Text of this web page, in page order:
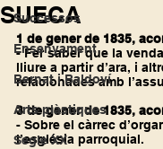
Successos
Ensenyament
Bernat i Baldoví
Arts plàstiques
Segle XX
SUECA
1 de gener de 1835,
- Fer saber que la
lliure a partir d’ara, i
relacionades amb
3 de gener de 1835,
- Sobre el càrrec
l’església parroquial.